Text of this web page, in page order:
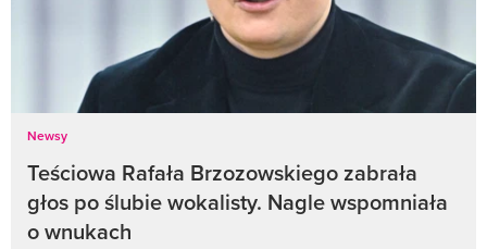
Newsy
Teściowa Rafała Brzozowskiego zabrała
głos po ślubie wokalisty. Nagle wspomniała
o wnukach